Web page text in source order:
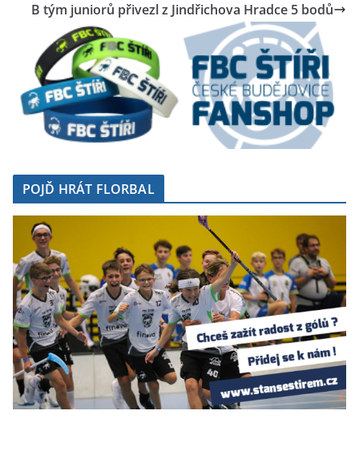
B tým juniorů přivezl z Jindřichova Hradce 5 bodů
POJĎ HRÁT FLORBAL